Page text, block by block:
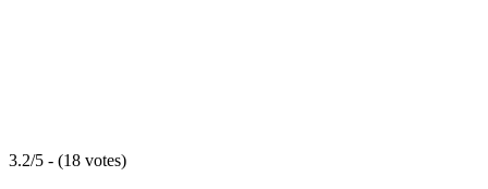
3.2/5 - (18 votes)